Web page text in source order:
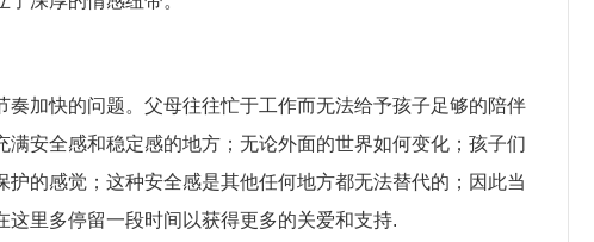
加快的问题。父母往往忙于工作而无法给予孩子足够的陪伴
安全感和稳定感的地方；无论外面的世界如何变化；孩子们
的感觉；这种安全感是其他任何地方都无法替代的；因此当
里多停留一段时间以获得更多的关爱和支持.